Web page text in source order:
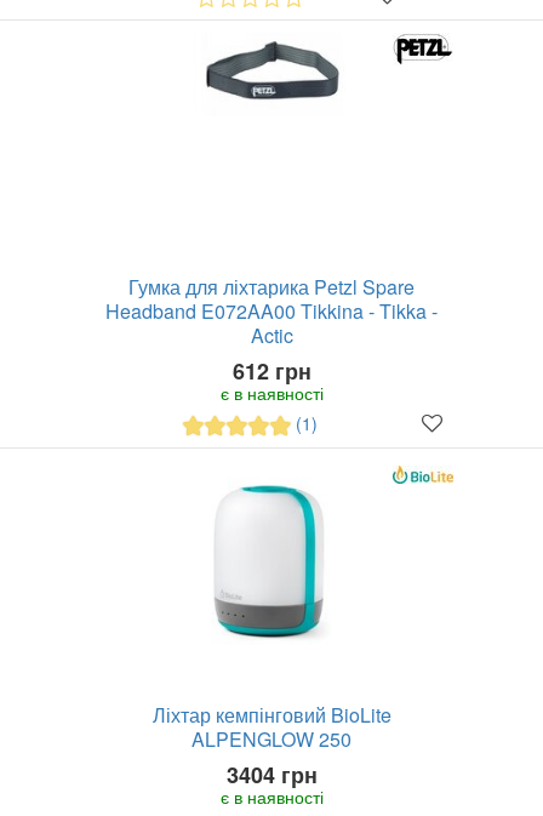
Гумка для ліхтарика Petzl Spare
Headband E072AA00 Tikkina - Tikka -
Actic
612 грн
є в наявності
(1)
Ліхтар кемпінговий BioLite
ALPENGLOW 250
3404 грн
є в наявності